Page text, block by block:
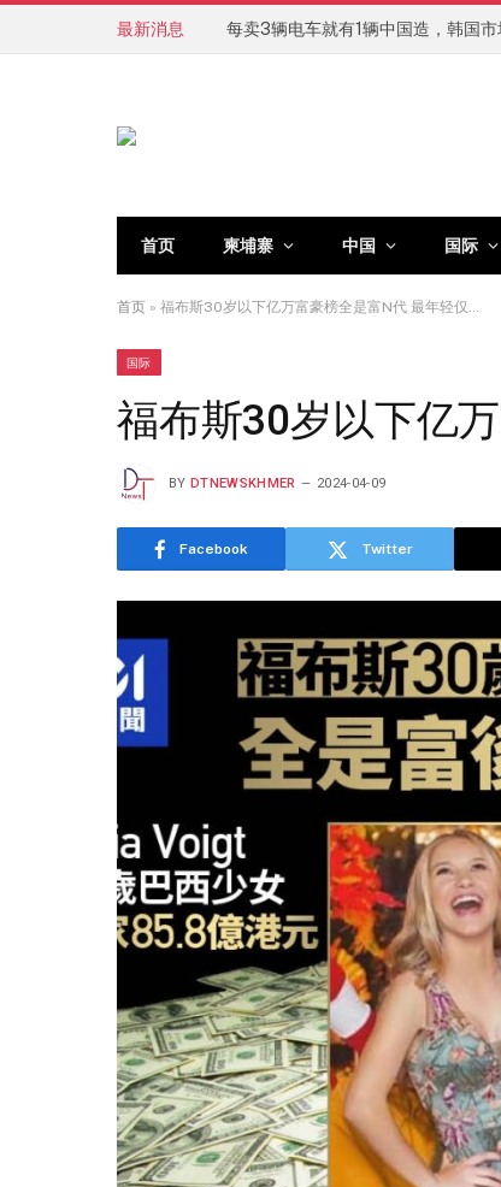
最新消息 每卖3辆电车就有1辆中国造，韩国市
首页 柬埔寨 中国 国际
首页 » 福布斯30岁以下亿万富豪榜全是富N代 最年轻仅…
国际
福布斯30岁以下亿
BY DTNEWSKHMER 2024-04-09
Facebook Twitter